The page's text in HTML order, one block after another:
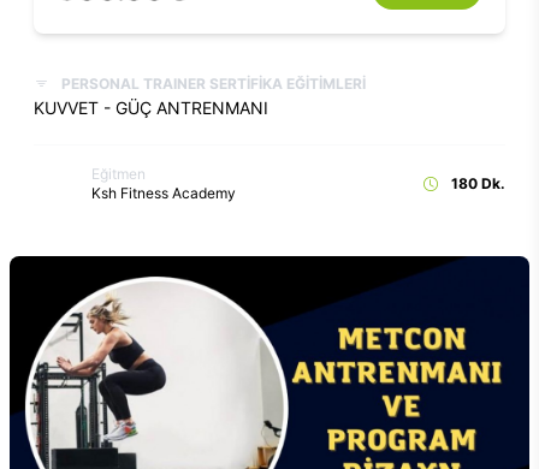
PERSONAL TRAINER SERTİFİKA EĞİTİMLERİ
KUVVET - GÜÇ ANTRENMANI
Eğitmen
Ksh Fitness Academy
180 Dk.